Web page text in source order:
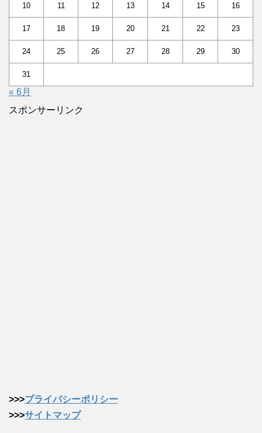
10 11 12 13 14 15 16
17 18 19 20 21 22 23
24 25 26 27 28 29 30
31
« 6月
スポンサーリンク
>>>プライバシーポリシー
>>>サイトマップ